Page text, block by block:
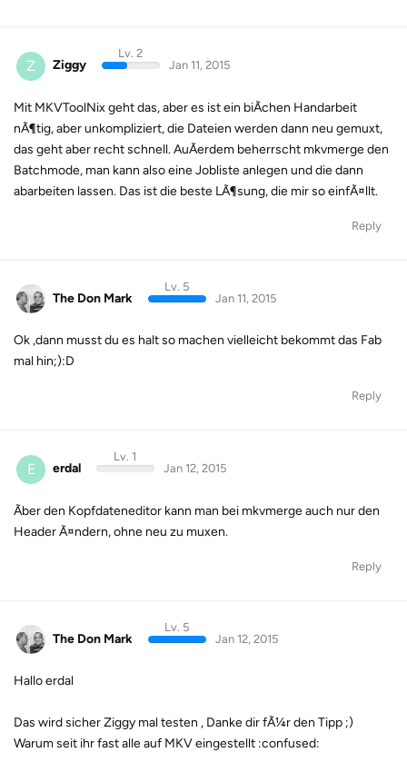
Z Ziggy
Lv. 2
Jan 11, 2015
Mit MKVToolNix geht das, aber es ist ein biÃchen Handarbeit
nÃ¶tig, aber unkompliziert, die Dateien werden dann neu gemuxt,
das geht aber recht schnell. AuÃerdem beherrscht mkvmerge den
Batchmode, man kann also eine Jobliste anlegen und die dann
abarbeiten lassen. Das ist die beste LÃ¶sung, die mir so einfÃ¤llt.
Reply
The Don Mark
Lv. 5
Jan 11, 2015
Ok ,dann musst du es halt so machen vielleicht bekommt das Fab
mal hin;):D
Reply
E erdal
Lv. 1
Jan 12, 2015
Ãber den Kopfdateneditor kann man bei mkvmerge auch nur den
Header Ã¤ndern, ohne neu zu muxen.
Reply
The Don Mark
Lv. 5
Jan 12, 2015
Hallo erdal
Das wird sicher Ziggy mal testen , Danke dir fÃ¼r den Tipp ;)
Warum seit ihr fast alle auf MKV eingestellt :confused: